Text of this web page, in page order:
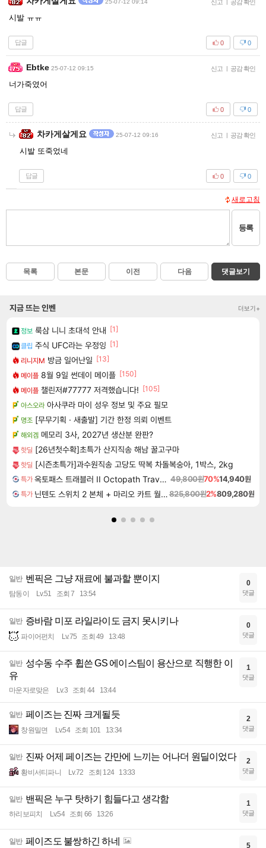
25-07-12 09:14 신고 | 공감 확인
시발 ㅠㅠ
답글 0
0
Ebtke 25-07-12 09:15 신고 | 공감 확인
너가죽였어
답글 0
0
차카게살게요 25-07-12 09:16 신고 | 공감 확인
시발 또죽었네
답글 0
0
새로고침
등록
목록 본문 이전 다음 댓글보기
지금 뜨는 인벤 더보기+
정보 룩삼 니니 초대석 안내 [1]
클립 주식 UFC라는 우정잉 [1]
리니지M 방금 일어난일 [13]
메이플 8월 9일 썬데이 메이플 [150]
메이플 챌린저#77777 저격했습니다! [105]
아스오라 아사쿠라 마이 성우 정보 및 주요 필모
명조 [무무기획 · 새출발] 기간 한정 의뢰 이벤트
해외겜 메모리 3사, 2027년 생산분 완판?
핫딜 [26년첫수확]초특가 산지직송 해남 꿀고구마
핫딜 [시즌초특가]과수원직송 고당도 딱복 차돌복숭아, 1박스, 2kg
특가 옥토패스 트래블러 II Octopath Traveler II 49,800원70%14,940원
특가 닌텐도 스위치 2 본체 + 마리오 카트 월드 + 포켓몬스터 레전드 ZA 닌텐도 스위치 2 에디션 번들825,800원2%809,280원
일반 벤픽은 그냥 재료에 불과할 뿐이지
탐동이 Lv.51 조회 7 13:54
0
댓글
일반 증바람 미포 라일라이도 금지 못시키나
파이어펀치 Lv.75 조회 49 13:48
0
댓글
일반 성수동 수주 휩쓴 GS 에이스팀이 용산으로 직행한 이
유
마운자로맞은 Lv.3 조회 44 13:44
1
댓글
일반 페이즈는 진짜 크게될듯
창원밀면 Lv.54 조회 101 13:34
2
댓글
일반 진짜 어제 페이즈는 간만에 느끼는 어나더 원딜이었다
황비서티파니 Lv.72 조회 124 13:33
2
댓글
일반 밴픽은 누구 탓하기 힘들다고 생각함
하리보피치 Lv.54 조회 66 13:26
1
댓글
일반 페이즈도 불쌍하긴 하네 5